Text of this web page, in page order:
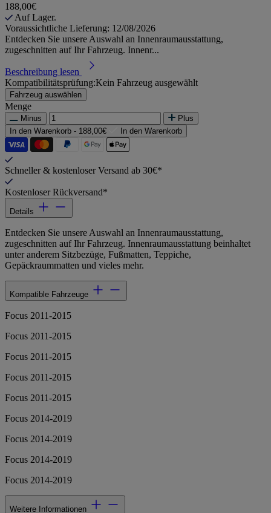
188,00€
Auf Lager.
Voraussichtliche Lieferung: 12/08/2026
Entdecken Sie unsere Auswahl an Innenraumausstattung,
zugeschnitten auf Ihr Fahrzeug. Innenr...
Beschreibung lesen
Kompatibilitätsprüfung:Kein Fahrzeug ausgewählt
Fahrzeug auswählen
Menge
Minus
Plus
In den Warenkorb - 188,00€ In den Warenkorb
Schneller & kostenloser Versand ab 30€*
Kostenloser Rückversand*
Details
Entdecken Sie unsere Auswahl an Innenraumausstattung,
zugeschnitten auf Ihr Fahrzeug. Innenraumausstattung beinhaltet
unter anderem Sitzbezüge, Fußmatten, Teppiche,
Gepäckraummatten und vieles mehr.
Kompatible Fahrzeuge
Focus 2011-2015
Focus 2011-2015
Focus 2011-2015
Focus 2011-2015
Focus 2011-2015
Focus 2014-2019
Focus 2014-2019
Focus 2014-2019
Focus 2014-2019
Weitere Informationen